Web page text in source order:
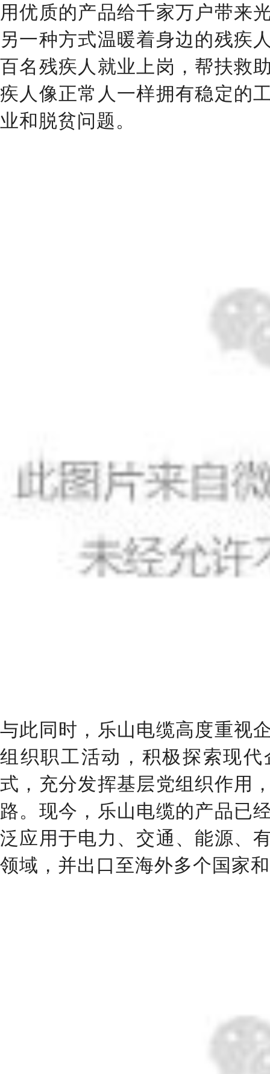
用优质的产品给千家万户带来
另一种方式温暖着身边的残疾
百名残疾人就业上岗，帮扶救
疾人像正常人一样拥有稳定的
业和脱贫问题。
与此同时，乐山电缆高度重视
组织职工活动，积极探索现
式，充分发挥基层党组织作用
路。现今，乐山电缆的产品已
泛应用于电力、交通、能源、
领域，并出口至海外多个国家